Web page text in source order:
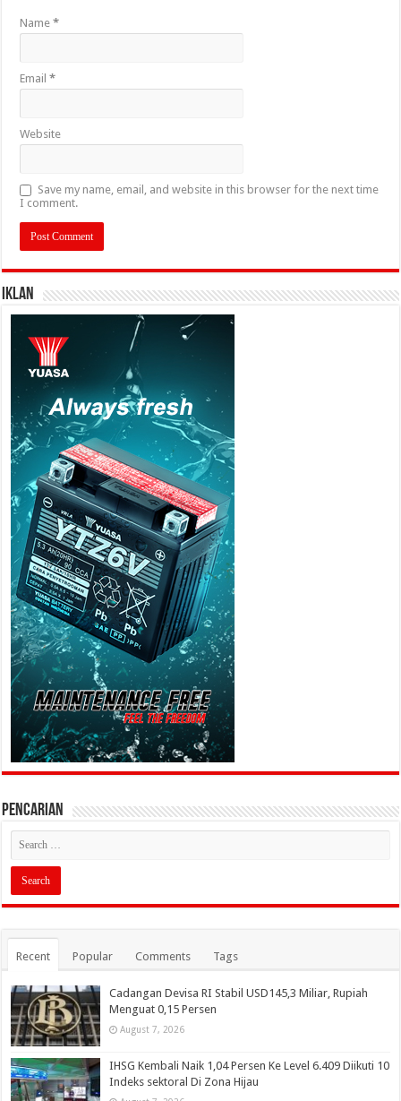
Name*
Email*
Website
Save my name, email, and website in this browser for the next time
I comment.
IKLAN
PENCARIAN
Recent Popular Comments Tags
Cadangan Devisa RI Stabil USD145,3 Miliar, Rupiah
Menguat 0,15 Persen
August 7, 2026
IHSG Kembali Naik 1,04 Persen Ke Level 6.409 Diikuti 10
Indeks sektoral Di Zona Hijau